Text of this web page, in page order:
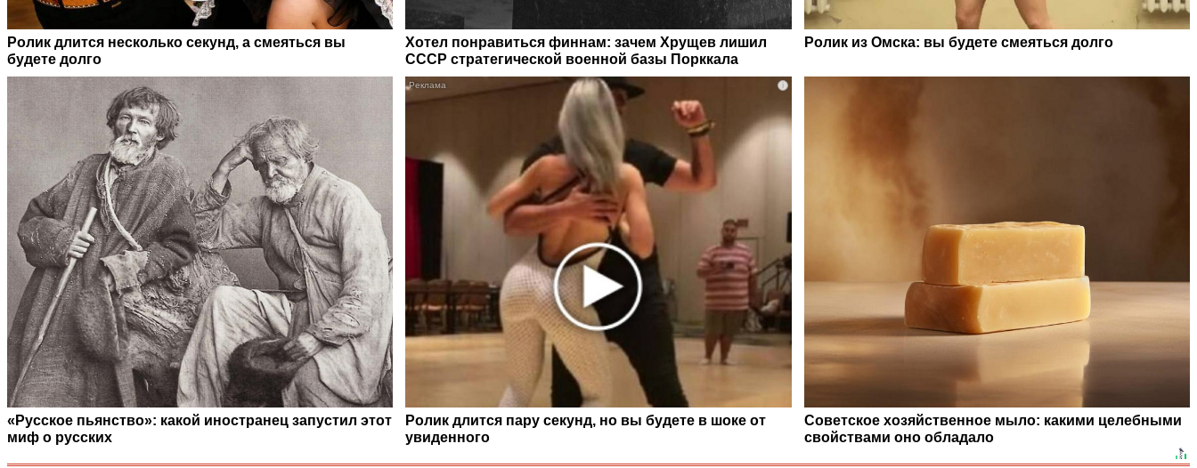
Ролик длится несколько секунд, а смеяться вы
будете долго
Хотел понравиться финнам: зачем Хрущев лишил
СССР стратегической военной базы Порккала
Ролик из Омска: вы будете смеяться долго
«Русское пьянство»: какой иностранец запустил этот
миф о русских
i
Ролик длится пару секунд, но вы будете в шоке от
увиденного
Советское хозяйственное мыло: какими целебными
свойствами оно обладало